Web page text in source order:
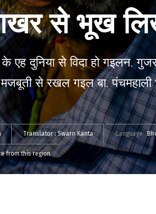
से भूख
दुनिया से विदा हो गइलन.
से रखल गइल बा. पंचमहाली
Translator :Swarn Kanta Language
from this region